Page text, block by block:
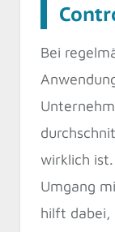
Bei
wirklich
Umgang
hilft dabei,